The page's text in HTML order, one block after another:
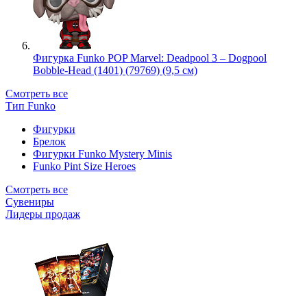
Фигурка Funko POP Marvel: Deadpool 3 – Dogpool
Bobble-Head (1401) (79769) (9,5 см)
Смотреть все
Тип Funko
Фигурки
Брелок
Фигурки Funko Mystery Minis
Funko Pint Size Heroes
Смотреть все
Сувениры
Лидеры продаж